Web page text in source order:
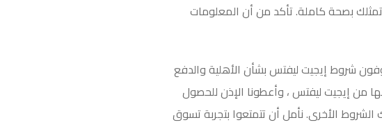
بصحة كاملة. تأكد من أن المعلومات
شروط إيجيت ليفتس بشأن الأهلية والدفع
من إيجيت ليفتس ، وأعطونا الإذن للحصول
الأخرى. نأمل أن تتمتعوا بتجربة تسوق